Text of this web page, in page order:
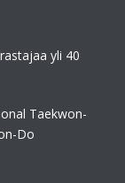
yli 40
Taekwon-
Do